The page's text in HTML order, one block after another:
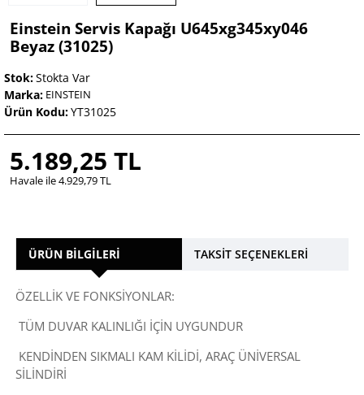
Einstein Servis Kapağı U645xg345xy046
Beyaz (31025)
Stok:Stokta Var
Marka: EINSTEIN
Ürün Kodu:YT31025
5.189,25 TL
Havale ile 4.929,79 TL
ÜRÜN BILGILERI TAKSIT SEÇENEKLERI
ÖZELLİK VE FONKSİYONLAR:
TÜM DUVAR KALINLIĞI İÇİN UYGUNDUR
KENDİNDEN SIKMALI KAM KİLİDİ, ARAÇ ÜNİVERSAL
SİLİNDİRİ